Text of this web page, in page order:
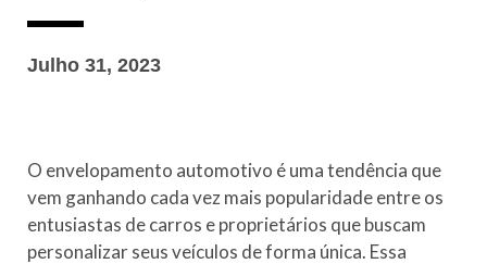
Julho 31, 2023
O envelopamento automotivo é uma tendência que
vem ganhando cada vez mais popularidade entre os
entusiastas de carros e proprietários que buscam
personalizar seus veículos de forma única. Essa